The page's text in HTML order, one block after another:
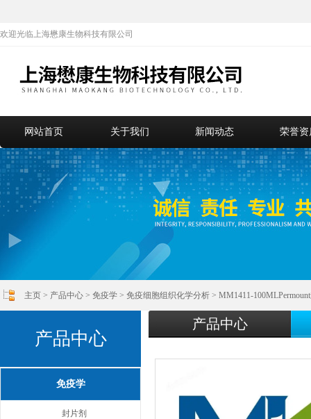
欢迎光临上海懋康生物科技有限公司
网站首页 关于我们 新闻动态 荣誉资
主页 > 产品中心 > 免疫学 > 免疫细胞组织化学分析 > MM1411-
产品中心
免疫学
封片剂
产品中心